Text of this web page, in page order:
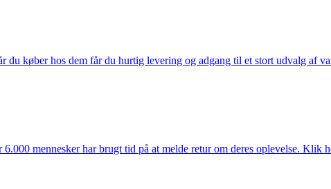
køber hos dem får du hurtig levering og adgang til et stort udvalg af
mennesker har brugt tid på at melde retur om deres oplevelse. Klik